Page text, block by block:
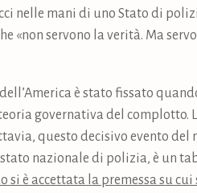
nelle mani di uno Stato di
«non servono la verità. Ma
è stato fissato
governativa del complotto.
questo decisivo evento
nazionale di polizia, è un
è accettata la premessa su cui